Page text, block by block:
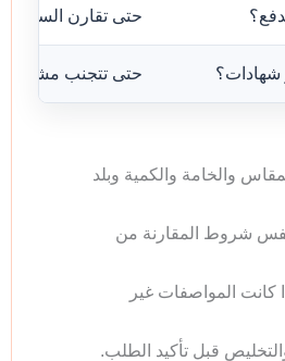
حتى تقارن السعر
شهادات؟ حتى تتجنب مشاكل
والخامة والكمية وبلد
شروط المقارنة من
كانت المواصفات غير
قبل تأكيد الطلب.